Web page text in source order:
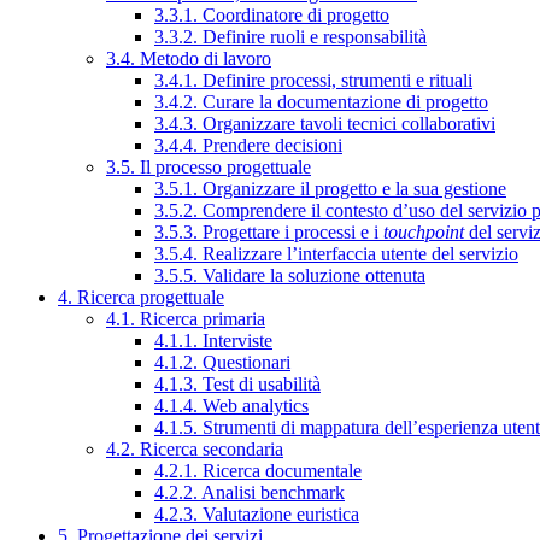
3.3.1. Coordinatore di progetto
3.3.2. Definire ruoli e responsabilità
3.4. Metodo di lavoro
3.4.1. Definire processi, strumenti e rituali
3.4.2. Curare la documentazione di progetto
3.4.3. Organizzare tavoli tecnici collaborativi
3.4.4. Prendere decisioni
3.5. Il processo progettuale
3.5.1. Organizzare il progetto e la sua gestione
3.5.2. Comprendere il contesto d’uso del servizio
3.5.3. Progettare i processi e i touchpointdel
3.5.4. Realizzare l’interfaccia utente del servizio
3.5.5. Validare la soluzione ottenuta
4. Ricerca progettuale
4.1. Ricerca primaria
4.1.1. Interviste
4.1.2. Questionari
4.1.3. Test di usabilità
4.1.4. Web analytics
4.1.5. Strumenti di mappatura dell’esperienza
4.2. Ricerca secondaria
4.2.1. Ricerca documentale
4.2.2. Analisi benchmark
4.2.3. Valutazione euristica
5. Progettazione dei servizi